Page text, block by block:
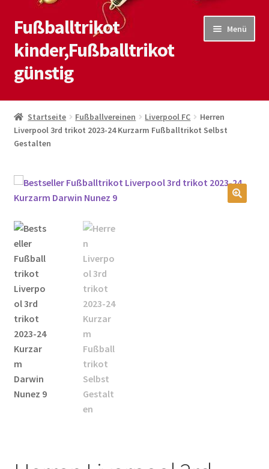
Zur
Navigation
springen
Zum
Inhalt
springen
Fußballtrikot
kinder,Fußballtrikot
günstig
Menü
Start
Blog
Kontaktiere uns
Mein Konto
Shop
Startseite – English
Warenkorb
Startseite Fußballvereinen Liverpool FC
Herren
Liverpool 3rd trikot 2023-24 Kurzarm Fußballtrikot Selbst
Gestalten